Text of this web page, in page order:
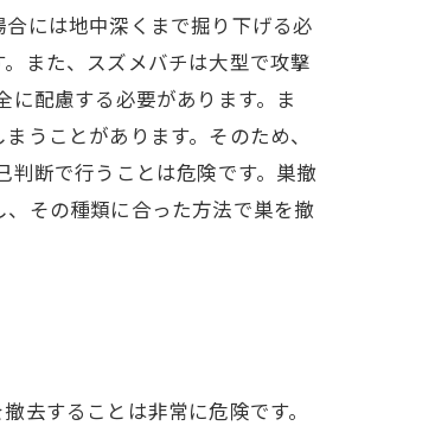
には地中深くまで掘り下げる必
また、スズメバチは大型で攻撃
配慮する必要があります。ま
うことがあります。そのため、
判断で行うことは危険です。巣撤
その種類に合った方法で巣を撤
去することは非常に危険です。